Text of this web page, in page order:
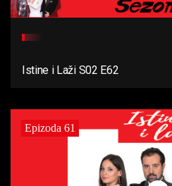
Istine i Laži S02 E62
Epizoda 61